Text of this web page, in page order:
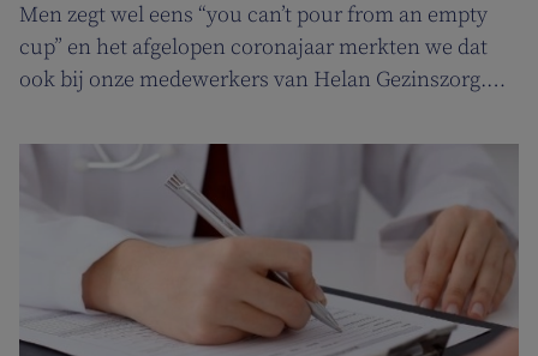
Men zegt wel eens “you can’t pour from an empty
cup” en het afgelopen coronajaar merkten we dat
ook bij onze medewerkers van Helan Gezinszorg.
zuurstoflijn om ook onze eigen verzorgenden de
nodige ademruimte te geven zodat ze nog beter voor
hun klanten kunnen zorgen.